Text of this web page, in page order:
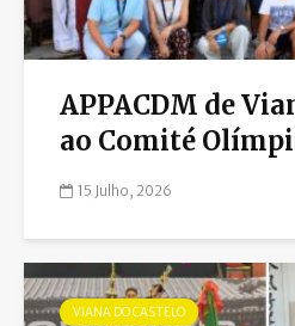
APPACDM de
ao Comité
15 Julho, 2026
VIANA DO CASTELO